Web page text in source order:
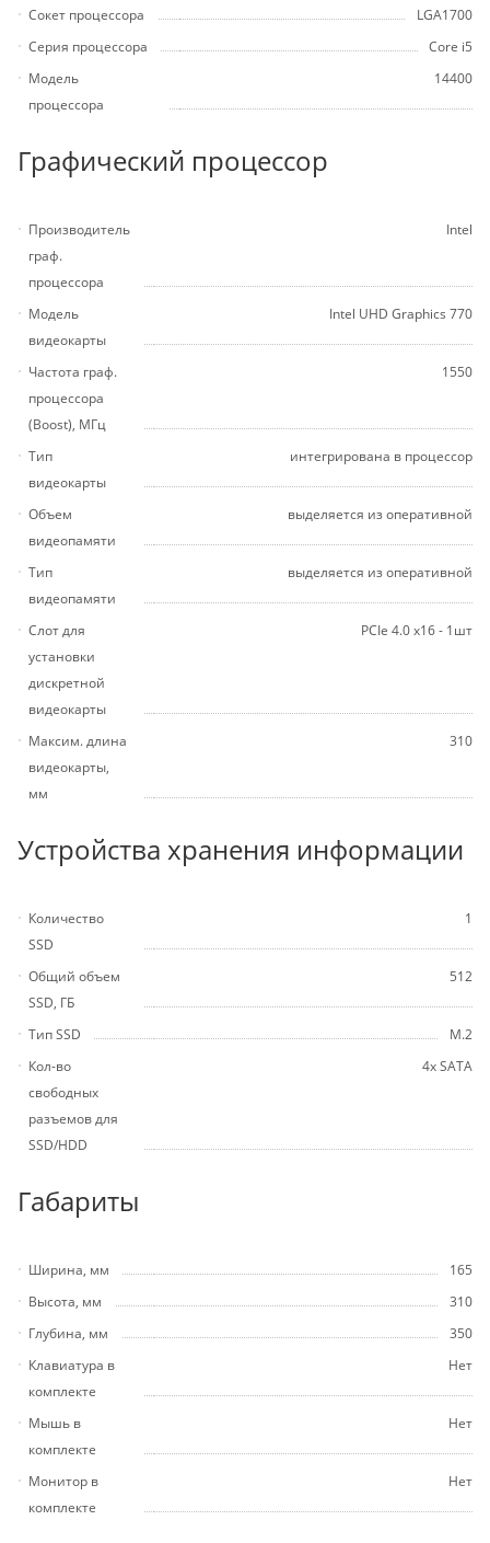
Сокет процессора
LGA1700
Серия процессора
Core i5
Модель
процессора
14400
Графический процессор
Производитель
граф.
процессора
Intel
Модель
видеокарты
Intel UHD Graphics 770
Частота граф.
процессора
(Boost), МГц
1550
Тип
видеокарты
интегрирована в процессор
Объем
видеопамяти
выделяется из оперативной
Тип
видеопамяти
выделяется из оперативной
Слот для
установки
дискретной
видеокарты
PCIe 4.0 x16 - 1шт
Максим. длина
видеокарты,
мм
310
Устройства хранения информации
Количество
SSD
1
Общий объем
SSD, ГБ
512
Тип SSD
M.2
Кол-во
свободных
разъемов для
SSD/HDD
4х SATA
Габариты
Ширина, мм
165
Высота, мм
310
Глубина, мм
350
Клавиатура в
комплекте
Нет
Мышь в
комплекте
Нет
Монитор в
комплекте
Нет